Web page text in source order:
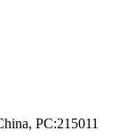
PC:215011